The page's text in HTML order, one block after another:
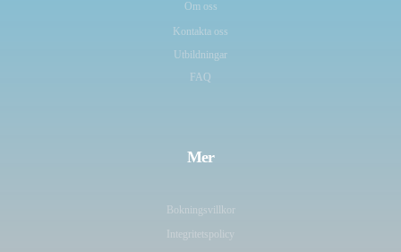
Om oss
Kontakta oss
Utbildningar
FAQ
Mer
Bokningsvillkor
Integritetspolicy